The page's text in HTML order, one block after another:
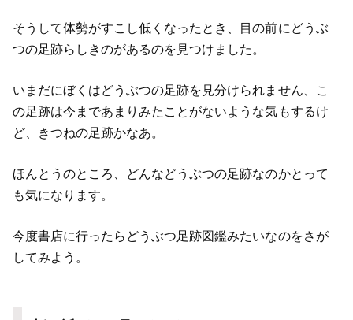
そうして体勢がすこし低くなったとき、目の前にどうぶ
つの足跡らしきのがあるのを見つけました。
いまだにぼくはどうぶつの足跡を見分けられません、こ
の足跡は今まであまりみたことがないような気もするけ
ど、きつねの足跡かなあ。
ほんとうのところ、どんなどうぶつの足跡なのかとって
も気になります。
今度書店に行ったらどうぶつ足跡図鑑みたいなのをさが
してみよう。